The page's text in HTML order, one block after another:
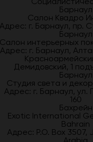
Барнаул
Салон Квадро
г. Барнаул, пр.
Барнаул
Салон интерьерных
Адрес: г. Барнаул,
Демидовский, 1
Барнаул
Студия света и
Адрес: г. Барнаул, ул.
160
Бахрейн
Exotic International
Bahrain
Адрес: P.O. Box 3507,